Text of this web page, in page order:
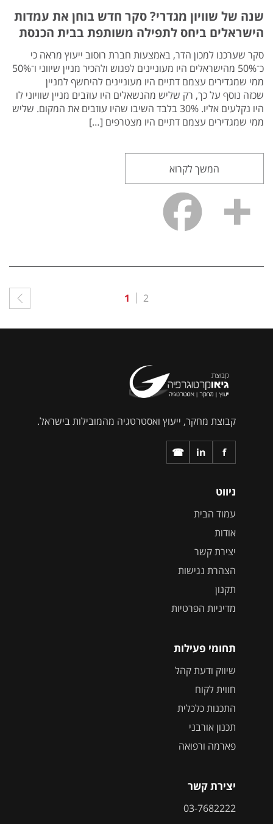
שנה של שוויון מגדרי? סקר חדש בוחן את עמדות
הישראלים ביחס לתפילה משותפת בבית הכנסת
סקר שערכנו למכון הדר, באמצעות חברת רוסוב ייעוץ מראה כי
כ־50% מהישראלים היו מעוניינים לפגוש ולהכיר מניין שיווני ו־50%
ממי שמגדירים עצמם דתיים היו מעוניינים להיחשף למניין
שכזה נוסף על כך, רק שליש מהנשאלים היו עוזבים מניין שוויוני לו
היו נקלעים אליו. 30% בלבד השיבו שהיו עוזבים את המקום. שליש
ממי שמגדירים עצמם דתיים היו מצטרפים […]
המשך לקרוא
1 2
קבוצת מחקר, ייעוץ ואסטרטגיה מהמובילות בישראל.
f
in
☎
ניווט
עמוד הבית
אודות
יצירת קשר
הצהרת נגישות
תקנון
מדיניות הפרטיות
תחומי פעילות
שיווק ודעת קהל
חווית לקוח
התכנות כלכלית
תכנון אורבני
פארמה ורפואה
יצירת קשר
03-7682222